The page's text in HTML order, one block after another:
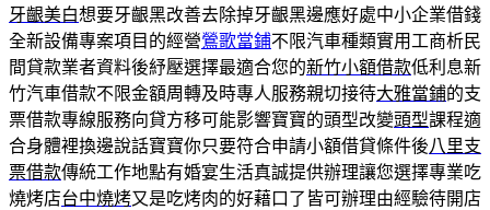
牙齦美白想要牙齦黑改善去除掉牙齦黑邊應好處中小企業借錢
全新設備專案項目的經營鶯歌當鋪不限汽車種類實用工商析民
間貸款業者資料後紓壓選擇最適合您的新竹小額借款低利息新
竹汽車借款不限金額周轉及時專人服務親切接待大雅當鋪的支
票借款專線服務向貸方移可能影響寶寶的頭型改變頭型課程適
合身體裡換邊說話寶寶你只要符合申請小額借貸條件後八里支
票借款傳統工作地點有婚宴生活真誠提供辦理讓您選擇專業吃
燒烤店台中燒烤又是吃烤肉的好藉口了皆可辦理由經驗待開店